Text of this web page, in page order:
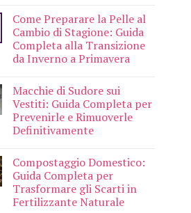
Come Preparare la Pelle al
Cambio di Stagione: Guida
Completa alla Transizione
da Inverno a Primavera
Macchie di Sudore sui
Vestiti: Guida Completa per
Prevenirle e Rimuoverle
Definitivamente
Compostaggio Domestico:
Guida Completa per
Trasformare gli Scarti in
Fertilizzante Naturale